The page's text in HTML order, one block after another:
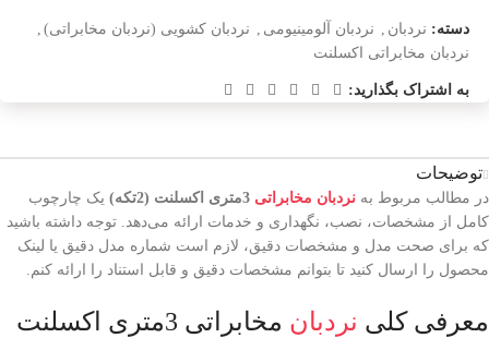
دسته: نردبان , نردبان آلومینیومی , نردبان کشویی (نردبان مخابراتی) ,
نردبان مخابراتی اکسلنت
به اشتراک بگذارید:
توضیحات
در مطالب مربوط به نردبان مخابراتی
یک چارچوب
کامل از مشخصات، نصب، نگهداری و خدمات ارائه می‌دهد. توجه داشته باشید
که برای صحت مدل و مشخصات دقیق، لازم است شماره مدل دقیق یا لینک
محصول را ارسال کنید تا بتوانم مشخصات دقیق و قابل استناد را ارائه کنم.
معرفی کلی نردبان
مخابراتی 3متری اکسلنت